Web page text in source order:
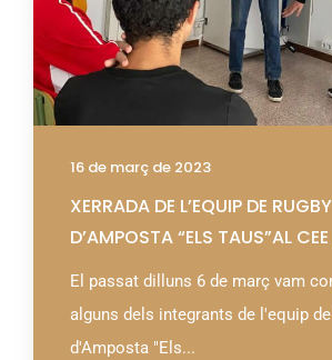
16 de març de 2023
XERRADA DE L’EQUIP DE RUGBY
D’AMPOSTA “ELS TAUS”AL CEE
El passat dilluns 6 de març vam
alguns dels integrants de l'equip de
d'Amposta "Els...